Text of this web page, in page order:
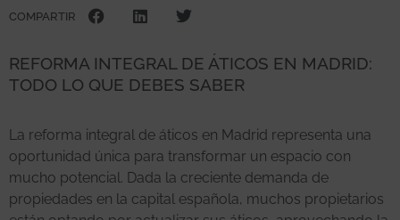
COMPARTIR
REFORMA INTEGRAL DE ÁTICOS EN MADRID:
TODO LO QUE DEBES SABER
La reforma integral de áticos en Madrid representa una
oportunidad única para transformar un espacio con
mucho potencial. Dada la creciente demanda de
propiedades en la capital española, muchos propietarios